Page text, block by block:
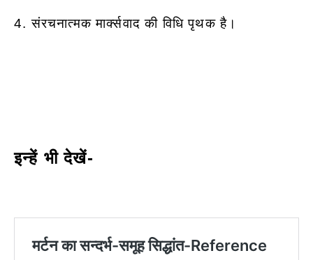
4. संरचनात्मक मार्क्सवाद की विधि पृथक है।
इन्हें भी देखें-